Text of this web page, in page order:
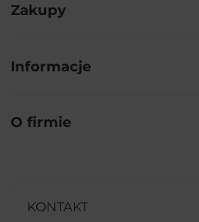
Zakupy
Informacje
O firmie
KONTAKT